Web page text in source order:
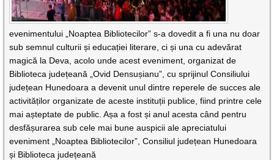
evenimentului „Noaptea Bibliotecilor” s-a dovedit a fi una nu doar
sub semnul culturii și educației literare, ci și una cu adevărat
magică la Deva, acolo unde acest eveniment, organizat de
Biblioteca județeană „Ovid Densușianu”, cu sprijinul Consiliului
județean Hunedoara a devenit unul dintre reperele de succes ale
activităților organizate de aceste instituții publice, fiind printre cele
mai așteptate de public. Așa a fost și anul acesta când pentru
desfășurarea sub cele mai bune auspicii ale apreciatului
eveniment „Noaptea Bibliotecilor”, Consiliul județean Hunedoara
și Biblioteca județeană